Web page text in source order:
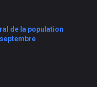
de la population